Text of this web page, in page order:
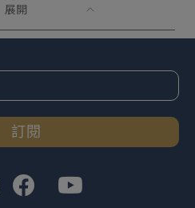
展開
訂閱